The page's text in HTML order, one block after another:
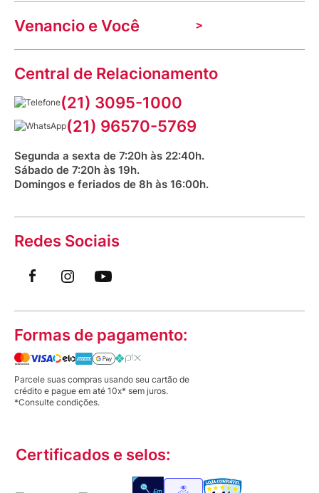
Indique seu imóvel
Aniversário Venancio 2025
Troca e devolução
Mecânica de promoções
Dúvidas frequentes
Prazos e entregas
Bioimpedância Gratuita
Venancio e Você
VClube - Programa de fidelidade
Fale com o farmacêutico
Fale conosco
Saúde na praça
Central de Relacionamento
(21) 3095-1000
(21) 96570-5769
Segunda a sexta de 7:20h às 22:40h.
Sábado de 7:20h às 19h.
Domingos e feriados de 8h às 16:00h.
Redes Sociais
Formas de pagamento:
Parcele suas compras usando seu cartão de
crédito e pague em até 10x* sem juros.
*Consulte condições.
Certificados e selos: